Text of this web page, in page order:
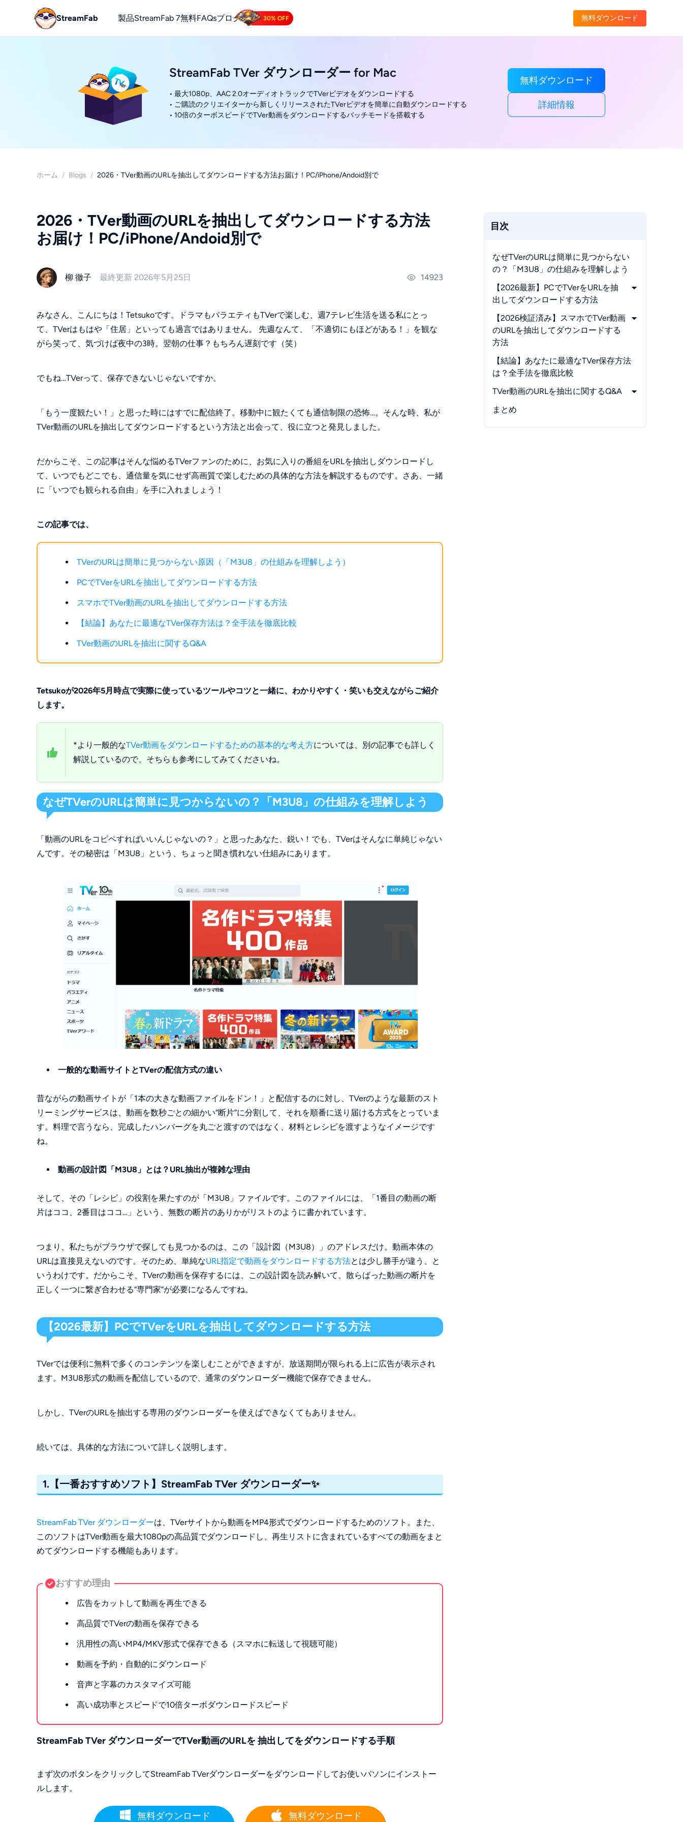
StreamFab 製品StreamFab 7無料
無料でYouTube動画をダウンロードする.
FAQsブログ 30% OFF 無料ダウンロード
StreamFab TVer ダウンローダー for Mac
• 最大1080p、AAC 2.0オーディオトラックでTVerビデオをダウンロードする
• ご購読のクリエイターから新しくリリースされたTVerビデオを簡単に自動ダウンロードする
• 10倍のターボスピードでTVer動画をダウンロードするバッチモードを搭載する
無料ダウンロード
詳細情報
ホーム / Blogs / 2026・TVer動画のURLを抽出してダウンロードする方法お届け！PC/iPhone/Andoid別で
2026・TVer動画のURLを抽出してダウンロードする方法
お届け！PC/iPhone/Andoid別で
柳 徹子 最終更新 2026年5月25日 14923
みなさん、こんにちは！Tetsukoです。ドラマもバラエティもTVerで楽しむ、週7テレビ生活を送る私にとっ
て、TVerはもはや「住居」といっても過言ではありません。 先週なんて、「不適切にもほどがある！」を観な
がら笑って、気づけば夜中の3時。翌朝の仕事？もちろん遅刻です（笑）
でもね…TVerって、保存できないじゃないですか。
「もう一度観たい！」と思った時にはすでに配信終了。移動中に観たくても通信制限の恐怖…。そんな時、私が
TVer動画のURLを抽出してダウンロードするという方法と出会って、役に立つと発見しました。
だからこそ、この記事はそんな悩めるTVerファンのために、お気に入りの番組をURLを抽出しダウンロードし
て、いつでもどこでも、通信量を気にせず高画質で楽しむための具体的な方法を解説するものです。さあ、一緒
に「いつでも観られる自由」を手に入れましょう！
この記事では、
TVerのURLは簡単に見つからない原因（「M3U8」の仕組みを理解しよう）
PCでTVerをURLを抽出してダウンロードする方法
スマホでTVer動画のURLを抽出してダウンロードする方法
【結論】あなたに最適なTVer保存方法は？全手法を徹底比較
TVer動画のURLを抽出に関するQ&A
Tetsukoが2026年5月時点で実際に使っているツールやコツと一緒に、わかりやすく・笑いも交えながらご紹介
します。
*より一般的なTVer動画をダウンロードするための基本的な考え方については、別の記事でも詳しく
解説しているので、そちらも参考にしてみてくださいね。
なぜTVerのURLは簡単に見つからないの？「M3U8」の仕組みを理解しよう
「動画のURLをコピペすればいいんじゃないの？」と思ったあなた、鋭い！でも、TVerはそんなに単純じゃない
んです。その秘密は「M3U8」という、ちょっと聞き慣れない仕組みにあります。
一般的な動画サイトとTVerの配信方式の違い
昔ながらの動画サイトが「1本の大きな動画ファイルをドン！」と配信するのに対し、TVerのような最新のスト
リーミングサービスは、動画を数秒ごとの細かい“断片”に分割して、それを順番に送り届ける方式をとっていま
す。料理で言うなら、完成したハンバーグを丸ごと渡すのではなく、材料とレシピを渡すようなイメージです
ね。
動画の設計図「M3U8」とは？URL抽出が複雑な理由
そして、その「レシピ」の役割を果たすのが「M3U8」ファイルです。このファイルには、「1番目の動画の断
片はココ、2番目はココ…」という、無数の断片のありかがリストのように書かれています。
つまり、私たちがブラウザで探しても見つかるのは、この「設計図（M3U8）」のアドレスだけ。動画本体の
URLは直接見えないのです。そのため、単純なURL指定で動画をダウンロードする方法とは少し勝手が違う、と
いうわけです。だからこそ、TVerの動画を保存するには、この設計図を読み解いて、散らばった動画の断片を
正しく一つに繋ぎ合わせる“専門家”が必要になるんですね。
【2026最新】PCでTVerをURLを抽出してダウンロードする方法
TVerでは便利に無料で多くのコンテンツを楽しむことができますが、放送期間が限られる上に広告が表示され
ます。M3U8形式の動画を配信しているので、通常のダウンローダー機能で保存できません。
しかし、TVerのURLを抽出する専用のダウンローダーを使えばできなくてもありません。
続いては、具体的な方法について詳しく説明します。
1.【一番おすすめソフト】StreamFab TVer ダウンローダー✨
StreamFab TVer ダウンローダーは、TVerサイトから動画をMP4形式でダウンロードするためのソフト。また、
このソフトはTVer動画を最大1080pの高品質でダウンロードし、再生リストに含まれているすべての動画をまと
めてダウンロードする機能もあります。
おすすめ理由
広告をカットして動画を再生できる
高品質でTVerの動画を保存できる
汎用性の高いMP4/MKV形式で保存できる（スマホに転送して視聴可能）
動画を予約・自動的にダウンロード
音声と字幕のカスタマイズ可能
高い成功率とスピードで10倍ターボダウンロードスピード
StreamFab TVer ダウンローダーでTVer動画のURLを 抽出してをダウンロードする手順
まず次のボタンをクリックしてStreamFab TVerダウンローダーをダウンロードしてお使いパソンにインストー
ルします。
無料ダウンロード 無料ダウンロード
目次
なぜTVerのURLは簡単に見つからない
の？「M3U8」の仕組みを理解しよう
【2026最新】PCでTVerをURLを抽
出してダウンロードする方法
1.【一番おすすめソフト】StreamFab
TVer ダウンローダー✨
- 2.【ブラウザ拡張機能】Ｄouga
【2026検証済み】スマホでTVer動画
のURLを抽出してダウンロードする
方法
1.【iphone向け】Clipbox+
-
2.【Andriod向け】
- JDownloader
【結論】あなたに最適なTVer保存方法
は？全手法を徹底比較
TVer動画のURLを抽出に関するQ&A
-
Q1:
ードするのは違法？安全性は？
まとめ